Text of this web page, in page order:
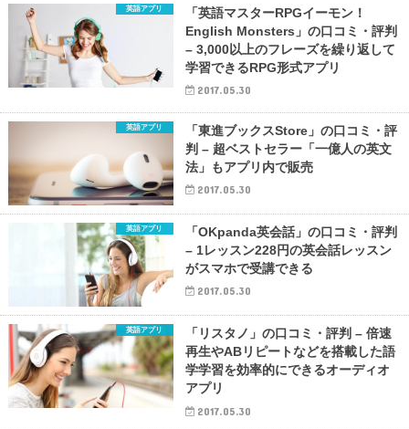
英語アプリ
「英語マスターRPGイーモン！
English Monsters」の口コミ・評判
– 3,000以上のフレーズを繰り返して
学習できるRPG形式アプリ
2017.05.30
英語アプリ
「東進ブックスStore」の口コミ・評
判 – 超ベストセラー「一億人の英文
法」もアプリ内で販売
2017.05.30
英語アプリ
「OKpanda英会話」の口コミ・評判
– 1レッスン228円の英会話レッスン
がスマホで受講できる
2017.05.30
英語アプリ
「リスタノ」の口コミ・評判 – 倍速
再生やABリピートなどを搭載した語
学学習を効率的にできるオーディオ
アプリ
2017.05.30